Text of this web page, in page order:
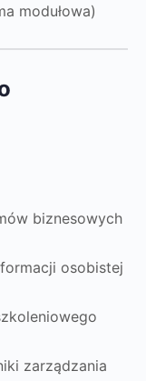
modułowa)
biznesowych
osobistej
zarządzania